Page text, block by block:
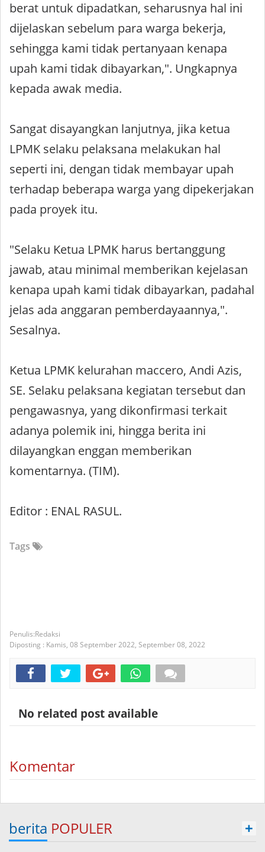
berat untuk dipadatkan, seharusnya hal ini
dijelaskan sebelum para warga bekerja,
sehingga kami tidak pertanyaan kenapa
upah kami tidak dibayarkan,". Ungkapnya
kepada awak media.
Sangat disayangkan lanjutnya, jika ketua
LPMK selaku pelaksana melakukan hal
seperti ini, dengan tidak membayar upah
terhadap beberapa warga yang dipekerjakan
pada proyek itu.
"Selaku Ketua LPMK harus bertanggung
jawab, atau minimal memberikan kejelasan
kenapa upah kami tidak dibayarkan, padahal
jelas ada anggaran pemberdayaannya,".
Sesalnya.
Ketua LPMK kelurahan maccero, Andi Azis,
SE. Selaku pelaksana kegiatan tersebut dan
pengawasnya, yang dikonfirmasi terkait
adanya polemik ini, hingga berita ini
dilayangkan enggan memberikan
komentarnya. (TIM).
Editor : ENAL RASUL.
Tags
Redaksi
Diposting : Kamis, 08 September 2022, September 08, 2022
No related post available
Komentar
berita POPULER +